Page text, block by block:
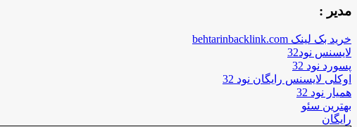
مدیر :
خرید بک لینک behtarinbacklink.com
لایسنس نود32
پسورد نود 32
اوکلی لایسنس رایگان نود 32
همیار نود 32
بهترین سئو
رایگان